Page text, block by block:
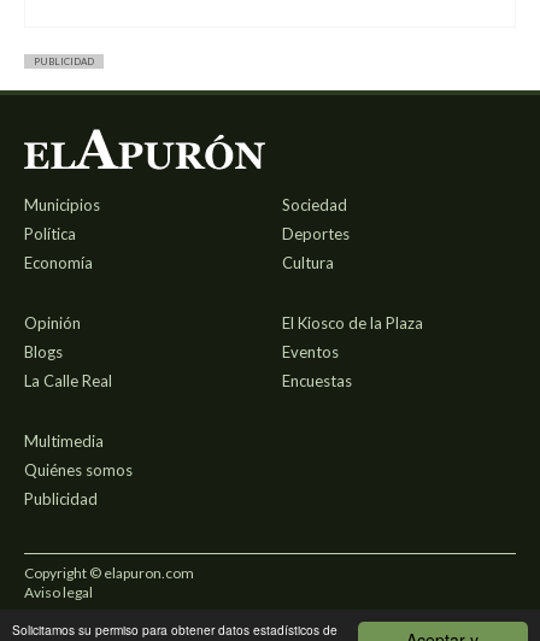
Solicitamos su permiso para obtener datos estadísticos de
PUBLICIDAD
Municipios
Política
Economía
Sociedad
Deportes
Cultura
Opinión
Blogs
La Calle Real
El Kiosco de la Plaza
Eventos
Encuestas
Multimedia
Quiénes somos
Publicidad
Copyright © elapuron.com
Aviso legal
Política de privacidad